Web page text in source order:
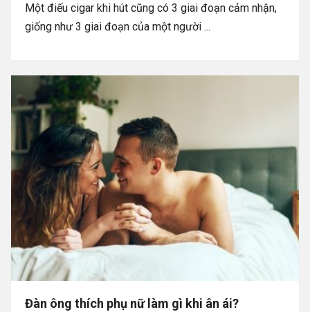
Một điếu cigar khi hút cũng có 3 giai đoạn cảm nhận,
giống như 3 giai đoạn của một người ...
Đàn ông thích phụ nữ làm gì khi ân ái?